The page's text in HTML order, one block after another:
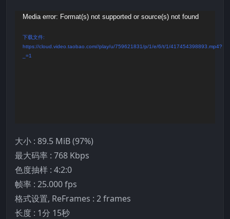
Media error: Format(s) not supported or source(s) not found
下载文件:
https://cloud.video.taobao.com//play/u/759621831/p/1/e/6/t/1/417454398893.mp4?
_=1
大小 : 89.5 MiB (97%)
最大码率 : 768 Kbps
色度抽样 : 4:2:0
帧率 : 25.000 fps
格式设置, ReFrames : 2 frames
长度 : 1分 15秒